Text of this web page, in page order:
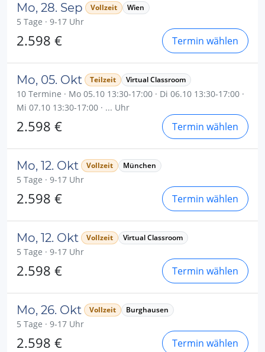
Mo, 28. Sep Vollzeit Wien
5 Tage · 9-17 Uhr
2.598 € Termin wählen
Mo, 05. Okt Teilzeit Virtual Classroom
10 Termine · Mo 05.10 13:30-17:00 · Di 06.10 13:30-17:00 ·
Mi 07.10 13:30-17:00 · ... Uhr
2.598 € Termin wählen
Mo, 12. Okt Vollzeit München
5 Tage · 9-17 Uhr
2.598 € Termin wählen
Mo, 12. Okt Vollzeit Virtual Classroom
5 Tage · 9-17 Uhr
2.598 € Termin wählen
Mo, 26. Okt Vollzeit Burghausen
5 Tage · 9-17 Uhr
2.598 € Termin wählen